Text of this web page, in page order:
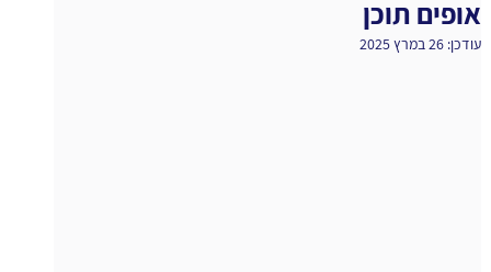
אופים תוכן
עודכן: 26 במרץ 2025